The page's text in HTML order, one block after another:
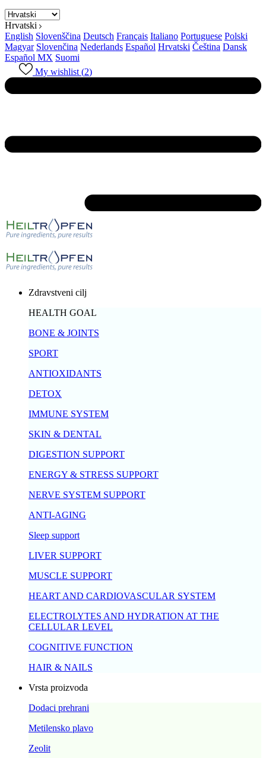
Hrvatski
English Slovenščina Deutsch Français Italiano Portuguese Polski
Magyar Slovenčina Nederlands Español Hrvatski Čeština Dansk
Español MX Suomi
My wishlist (2)
Zdravstveni cilj
HEALTH GOAL
BONE & JOINTS
SPORT
ANTIOXIDANTS
DETOX
IMMUNE SYSTEM
SKIN & DENTAL
DIGESTION SUPPORT
ENERGY & STRESS SUPPORT
NERVE SYSTEM SUPPORT
ANTI-AGING
Sleep support
LIVER SUPPORT
MUSCLE SUPPORT
HEART AND CARDIOVASCULAR SYSTEM
ELECTROLYTES AND HYDRATION AT THE
CELLULAR LEVEL
COGNITIVE FUNCTION
HAIR & NAILS
Vrsta proizvoda
Dodaci prehrani
Metilensko plavo
Zeolit